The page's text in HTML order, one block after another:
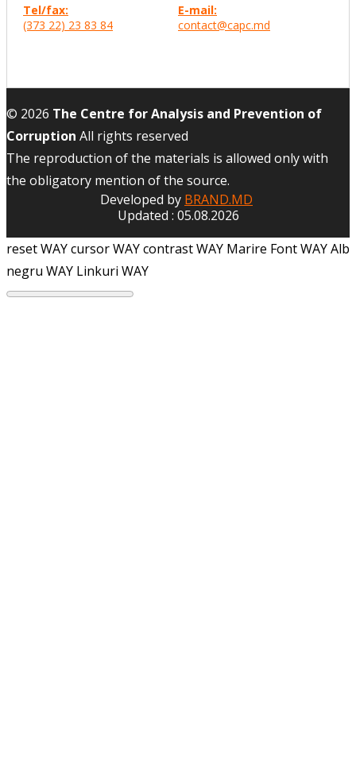
Tel/fax:
(373 22) 23 83 84
E-mail:
contact@capc.md
© 2026 The Centre for Analysis and Prevention of
Corruption All rights reserved
The reproduction of the materials is allowed only with
the obligatory mention of the source.
Developed by BRAND.MD
Updated : 05.08.2026
reset WAYcursor WAYcontrast WAY Marire Font WAYAlb
negru WAY Linkuri WAY